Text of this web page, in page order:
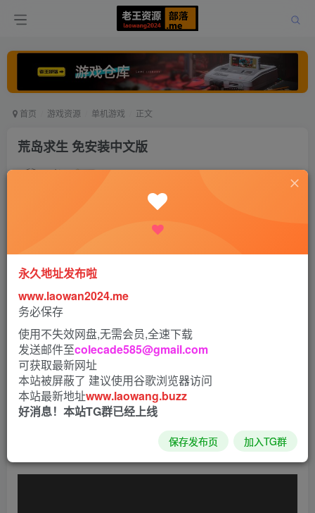
首页 游戏资源 单机游戏 正文
荒岛求生 免安装中文版
老王 打赏
荒岛求生是一款由Beam Team Games开发并发行的第一人
称冒险独立游戏，玩家扮演的主角要在一个荒岛上靠自己努
力活下来了，这位苦逼的主角是因为飞机失事幸存下来漂到
了这座孤岛上，但是这座岛真是小的可怜，除了稀疏的植被
和几棵树之外就没别的东西了。
永久地址发布啦
www.laowan2024.me
务必保存
使用不失效网盘,无需会员,全速下载
发送邮件至colecade585@gmail.com
可获取最新网址
本站被屏蔽了 建议使用谷歌浏览器访问
本站最新地址www.laowang.buzz
好消息！本站TG群已经上线
保存发布页 加入TG群